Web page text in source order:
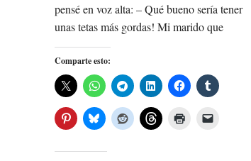
pensé en voz alta: – Qué bueno sería tener
unas tetas más gordas! Mi marido que
Comparte esto: